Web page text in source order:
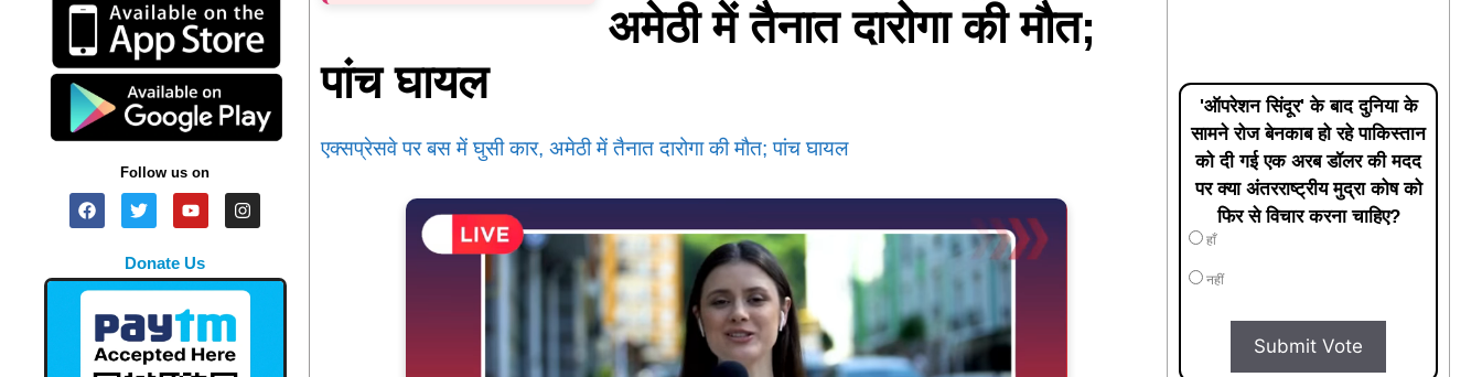
Follow us on
Donate Us
अमेठी में तैनात दारोगा की मौत;
पांच घायल
एक्सप्रेसवे पर बस में घुसी कार, अमेठी में तैनात दारोगा की मौत; पांच घायल
'ऑपरेशन सिंदूर' के बाद दुनिया के
सामने रोज बेनकाब हो रहे पाकिस्तान
को दी गई एक अरब डॉलर की मदद
पर क्या अंतरराष्ट्रीय मुद्रा कोष को
फिर से विचार करना चाहिए?
हाँ
नहीं
Submit Vote